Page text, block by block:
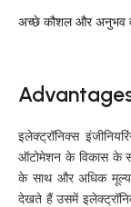
अच्छे कौशल और अनुभव
इलेक्ट्रॉनिक्स
ऑटोमेशन के विकास के
के साथ और अधिक
देखते हैं उसमें